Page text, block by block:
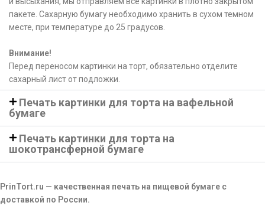
пакете. Сахарную бумагу необходимо хранить в сухом темном
месте, при температуре до 25 градусов.
Внимание!
Перед переносом картинки на торт, обязательно отделите
сахарный лист от подложки.
Печать картинки для торта на вафельной
бумаге
Печать картинки для торта на
шокотрансферной бумаге
PrinTort.ru — качественная печать на пищевой бумаге с
доставкой по России.